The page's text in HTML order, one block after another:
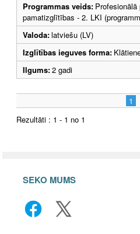
Programmas veids:
pamatizglītības - 2. LKI
Valoda:latviešu (LV)
Izglītības ieguves forma:
Ilgums:2 gadi
1
Rezultāti : 1 - 1 no 1
SEKO MUMS